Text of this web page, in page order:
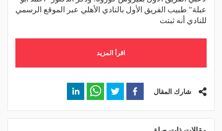
عبلة" طبيب الفريق الأول بالنادي الأهلي عبر الموقع الرسمي
للنادي أنه ثبتت
اقرأ المزيد
شارك المقال